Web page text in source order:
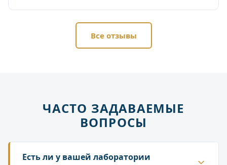
Все отзывы
ЧАСТО ЗАДАВАЕМЫЕ
ВОПРОСЫ
Есть ли у вашей лаборатории